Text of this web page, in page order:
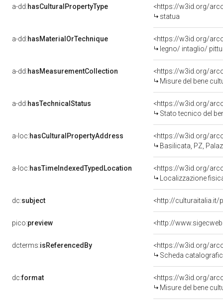
a-dd:hasCulturalPropertyType
<https://w3id.org/
statua
a-dd:hasMaterialOrTechnique
<https://w3id.org/
legno/ intaglio/
a-dd:hasMeasurementCollection
<https://w3id.org/
Misure del bene
a-dd:hasTechnicalStatus
<https://w3id.org/
Stato tecnico del
a-loc:hasCulturalPropertyAddress
<https://w3id.org/
Basilicata, PZ,
a-loc:hasTimeIndexedTypedLocation
<https://w3id.org/
Localizzazione
dc:subject <http://culturaitalia.it/
pico:preview <http://
dcterms:isReferencedBy
<https://w3id.org/
Scheda
dc:format
<https://w3id.org/
Misure del bene